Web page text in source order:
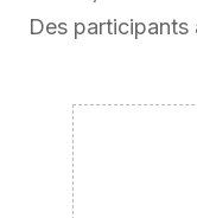
Des participants